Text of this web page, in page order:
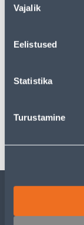
valik
Vajalik
Eelistused
Statistika
Turustamine
Pick up